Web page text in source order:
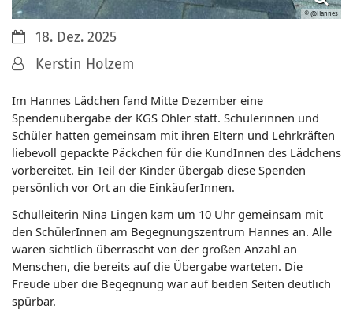
© @Hannes
Datum:18. Dez. 2025
Von:Kerstin Holzem
Im Hannes Lädchen fand Mitte Dezember eine
Spendenübergabe der KGS Ohler statt. Schülerinnen und
Schüler hatten gemeinsam mit ihren Eltern und Lehrkräften
liebevoll gepackte Päckchen für die KundInnen des Lädchens
vorbereitet. Ein Teil der Kinder übergab diese Spenden
persönlich vor Ort an die EinkäuferInnen.
Schulleiterin Nina Lingen kam um 10 Uhr gemeinsam mit
den SchülerInnen am Begegnungszentrum Hannes an. Alle
waren sichtlich überrascht von der großen Anzahl an
Menschen, die bereits auf die Übergabe warteten. Die
Freude über die Begegnung war auf beiden Seiten deutlich
spürbar.